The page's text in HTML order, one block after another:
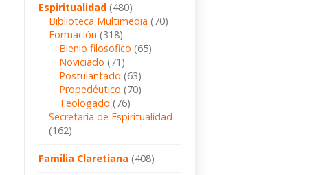
Espiritualidad (480)
Biblioteca Multimedia (70)
Formación (318)
Bienio filosofico (65)
Noviciado (71)
Postulantado (63)
Propedéutico (70)
Teologado (76)
Secretaría de Espiritualidad
(162)
Familia Claretiana (408)